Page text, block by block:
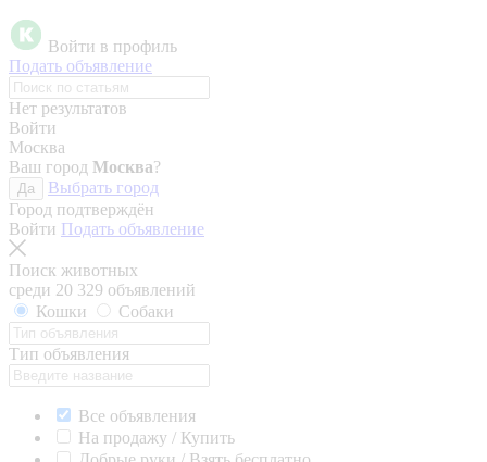
Войти в профиль
Подать объявление
Нет результатов
Войти
Москва
Ваш город Москва?
Да
Выбрать город
Город подтверждён
Войти Подать объявление
Поиск животных
среди 20 329 объявлений
Кошки
Собаки
Тип объявления
Все объявления
На продажу / Купить